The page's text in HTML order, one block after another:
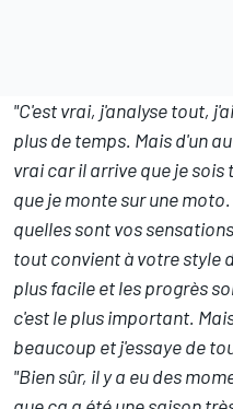
"C'est vrai, j'analyse tout,
plus de temps. Mais d'un
vrai car il arrive que je
que je monte sur une
quelles sont vos
tout convient à votre style
plus facile et les progrès
c'est le plus important.
beaucoup et j'essaye de
"Bien sûr, il y a eu des